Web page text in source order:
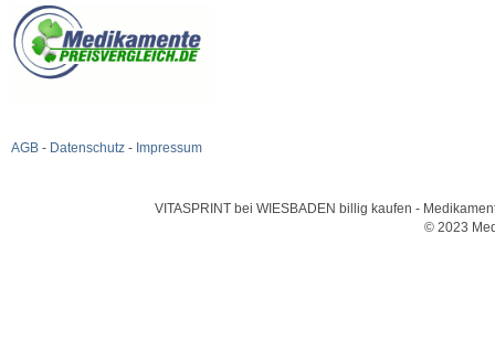
AGB - Datenschutz - Impressum
VITASPRINT bei WIESBADEN billig kaufen -
© 2023